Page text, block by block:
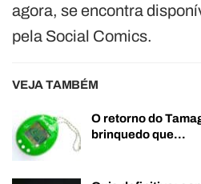
agora, se encontra
pela Social Comics.
VEJA TAMBÉM
O retorno do
brinquedo que…